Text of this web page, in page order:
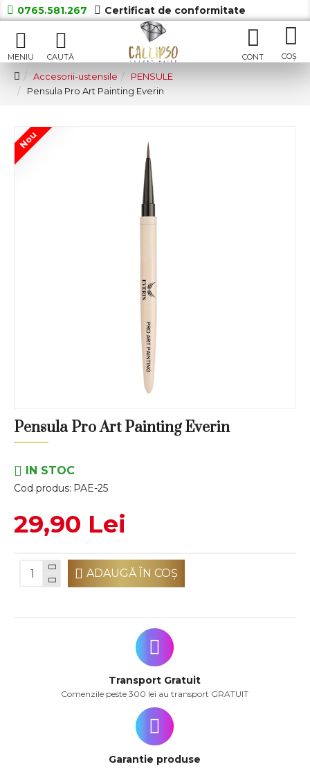
0765.581.267 Certificat de conformitate
Accesorii-ustensile
PENSULE
Pensula Pro Art Painting Everin
Nou
Pensula Pro Art Painting Everin
IN STOC
Cod produs: PAE-25
29,90 Lei
ADAUGĂ ÎN COŞ
Transport Gratuit
Comenzile peste 300 lei au transport GRATUIT
Garantie produse